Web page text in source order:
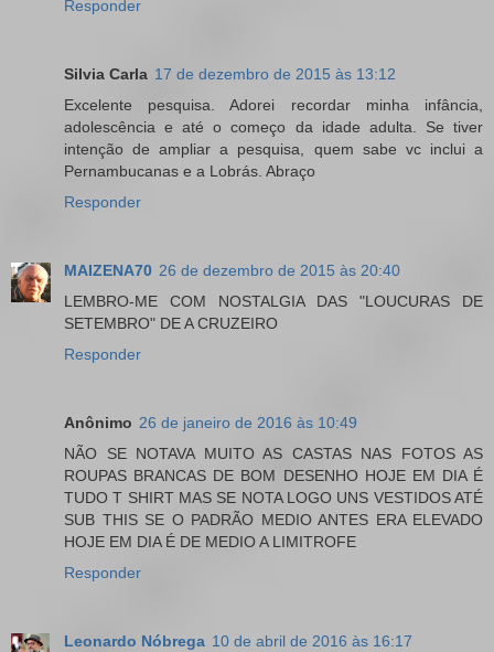
Responder
Silvia Carla 17 de dezembro de 2015 às 13:12
Excelente pesquisa. Adorei recordar minha infância,
adolescência e até o começo da idade adulta. Se tiver
intenção de ampliar a pesquisa, quem sabe vc inclui a
Pernambucanas e a Lobrás. Abraço
Responder
MAIZENA70 26 de dezembro de 2015 às 20:40
LEMBRO-ME COM NOSTALGIA DAS "LOUCURAS DE
SETEMBRO" DE A CRUZEIRO
Responder
Anônimo 26 de janeiro de 2016 às 10:49
NÃO SE NOTAVA MUITO AS CASTAS NAS FOTOS AS
ROUPAS BRANCAS DE BOM DESENHO HOJE EM DIA É
TUDO T SHIRT MAS SE NOTA LOGO UNS VESTIDOS ATÉ
SUB THIS SE O PADRÃO MEDIO ANTES ERA ELEVADO
HOJE EM DIA É DE MEDIO A LIMITROFE
Responder
Leonardo Nóbrega 10 de abril de 2016 às 16:17